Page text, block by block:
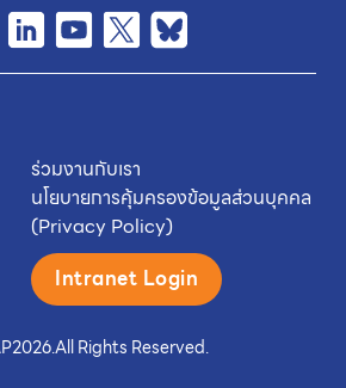
2026.All Rights Reserved.
ร่วมงานกับเรา
นโยบายการคุ้มครองข้อมูลส่วนบุคคล
(Privacy Policy)
Intranet Login